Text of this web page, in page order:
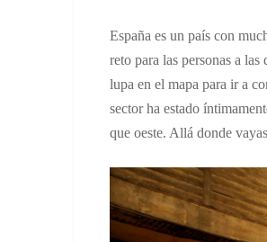
España es un país con
reto para las personas a
lupa en el mapa para ir a
sector ha estado
que oeste. Allá donde